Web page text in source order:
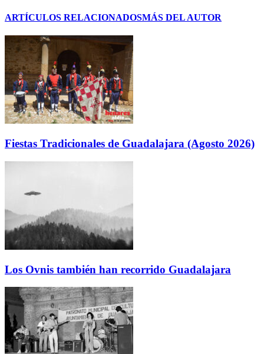
ARTÍCULOS RELACIONADOSMÁS DEL AUTOR
Fiestas Tradicionales de Guadalajara (Agosto 2026)
Los Ovnis también han recorrido Guadalajara